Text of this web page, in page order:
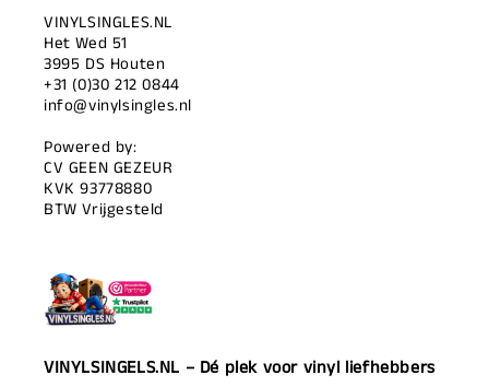
VINYLSINGLES.NL
Het Wed 51
3995 DS Houten
+31 (0)30 212 0844
info@vinylsingles.nl
Powered by:
CV GEEN GEZEUR
KVK 93778880
BTW Vrijgesteld
VINYLSINGELS.NL – Dé plek voor vinyl liefhebbers